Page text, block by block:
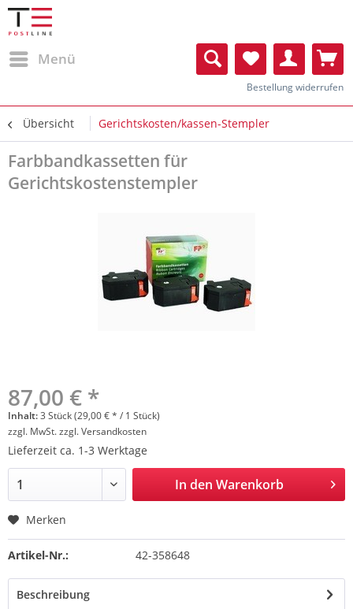
Menü
Bestellung widerrufen
Übersicht Gerichtskosten/kassen-Stempler
Farbbandkassetten für
Gerichtskostenstempler
87,00 € *
Inhalt:3 Stück (29,00 € * / 1 Stück)
zzgl. MwSt.zzgl. Versandkosten
Lieferzeit ca. 1-3 Werktage
In den Warenkorb
Merken
Artikel-Nr.: 42-358648
Beschreibung